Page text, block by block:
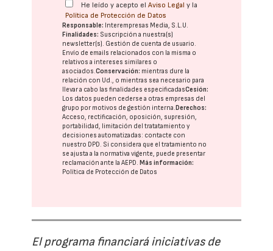
He leído y acepto elAviso Legal y la
Política de Protección de Datos
Responsable: Interempresas Media, S.L.U.
Finalidades: Suscripción a nuestra(s)
newsletter(s). Gestión de cuenta de usuario.
Envío de emails relacionados con la misma o
relativos a intereses similares o
asociados.Conservación: mientras dure la
relación con Ud., o mientras sea necesario para
llevar a cabo las finalidades especificadasCesión:
Los datos pueden cederse a otras empresas del
grupo por motivos de gestión interna. Derechos:
Acceso, rectificación, oposición, supresión,
portabilidad, limitación del tratatamiento y
decisiones automatizadas: contacte con
nuestro DPD. Si considera que el tratamiento no
se ajusta a la normativa vigente, puede presentar
reclamación ante laAEPD. Más información:
Política de Protección de Datos
El programa financiará iniciativas de